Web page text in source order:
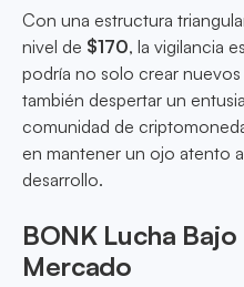
Con una estructura
nivel de $170, la vigilancia
podría no solo crear nuevos
también despertar un
comunidad de
en mantener un ojo atento
desarrollo.
BONK Lucha
Mercado